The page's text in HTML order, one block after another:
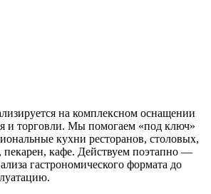
на комплексном оснащении
и торговли. Мы помогаем «под ключ»
кухни ресторанов, столовых,
кафе. Действуем поэтапно —
гастрономического формата до